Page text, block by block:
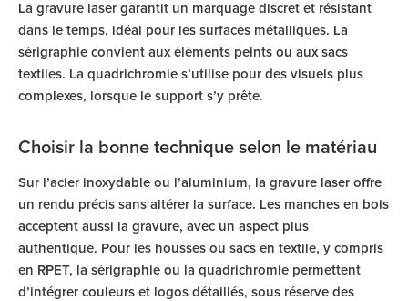
La gravure laser garantit un marquage discret et résistant
dans le temps, idéal pour les surfaces métalliques. La
sérigraphie convient aux éléments peints ou aux sacs
textiles. La quadrichromie s’utilise pour des visuels plus
complexes, lorsque le support s’y prête.
Choisir la bonne technique selon le matériau
Sur l’acier inoxydable ou l’aluminium, la gravure laser offre
un rendu précis sans altérer la surface. Les manches en bois
acceptent aussi la gravure, avec un aspect plus
authentique. Pour les housses ou sacs en textile, y compris
en RPET, la sérigraphie ou la quadrichromie permettent
d’intégrer couleurs et logos détaillés, sous réserve des